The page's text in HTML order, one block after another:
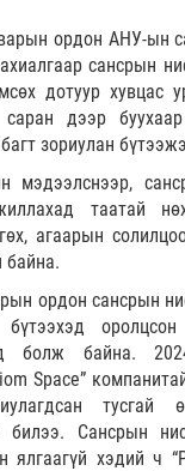
ордон АНУ-ын
сансрын
дотуур хувцас
дээр
зориулан
мэдээлснээр,
таатай
агаарын
байна.
ордон сансрын
бүтээхэд
болж байна.
Space”
тусгай
билээ. Сансрын
ялгаагүй хэдий ч